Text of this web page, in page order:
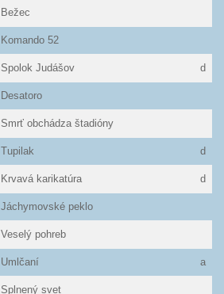
Bežec
Komando 52
Spolok Judášov d
Desatoro
Smrť obchádza štadióny
Tupilak d
Krvavá karikatúra d
Jáchymovské peklo
Veselý pohreb
Umlčaní a
Splnený svet